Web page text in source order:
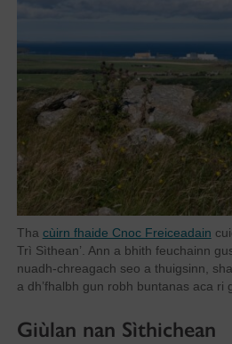
Tha cùirn fhaide Cnoc Freiceadain
Trì Sìthean’. Ann a bhith feuchainn
nuadh-chreagach seo a thuigsinn,
a dh’fhalbh gun robh buntanas aca ri
Giùlan nan Sìthichean